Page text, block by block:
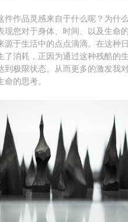
件作品灵感来自于什么呢？为什
现您对于身体、时间、以及生命
源于生活中的点点滴滴。在这种
了消耗，正因为通过这种残酷的
到极限状态。从而更多的激发我
的思考。
动人员应该是成年人（具有
18周岁以上）未成年人必须
在此次活动期间的人身安全
行购买人身安全保险。活
任何非事故当事人及美术馆
责任，但有互相援助的义务
极主动的组织实施救援工
何法律责任和经济责任。
动人员应该是成年人（具有
18周岁以上）未成年人必须
在此次活动期间的人身安全
行购买人身安全保险。活
任何非事故当事人及美术馆
责任，但有互相援助的义务
极主动的组织实施救援工
何法律责任和经济责任。
动人员应该是成年人（具有
18周岁以上）未成年人必须
在此次活动期间的人身安全
行购买人身安全保险。活
任何非事故当事人及美术馆
责任，但有互相援助的义务
极主动的组织实施救援工
何法律责任和经济责任。